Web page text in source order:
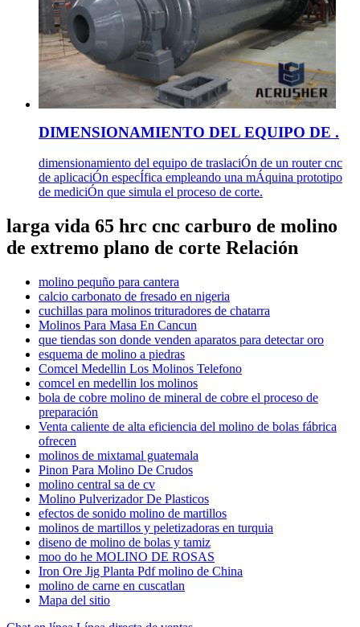
DIMENSIONAMIENTO DEL EQUIPO DE .
dimensionamiento del equipo de traslaciÓn de un router cnc
de aplicaciÓn especÍfica empleando una mÁquina prototipo
de mediciÓn que simula el proceso de corte.
larga vida 65 hrc cnc carburo de molino
de extremo plano de corte Relación
molino pequño para cantera
calcio carbonato de fresado en nigeria
cuchillas para molinos trituradores de chatarra
Molinos Para Masa En Cancun
que tiendas son donde venden aparatos para detectar oro
esquema de molino a piedras
Comcel Medellin Los Molinos Telefono
comcel en medellin los molinos
bola de cobre molino de mineral de cobre el proceso de
preparación
Venta caliente de alta eficiencia del molino de bolas fábrica
ofrecen
molinos de mixtamal guatemala
Pinon Para Molino De Crudos
molino central sa de cv
Molino Pulverizador De Plasticos
efectos de sonido molino de martillos
molinos de martillos y peletizadoras en turquia
diseno de molino de bolas y tamiz
moo do he MOLINO DE ROSAS
Iron Ore Jig Planta Pdf molino de China
molino de carne en cuscatlan
Mapa del sitio